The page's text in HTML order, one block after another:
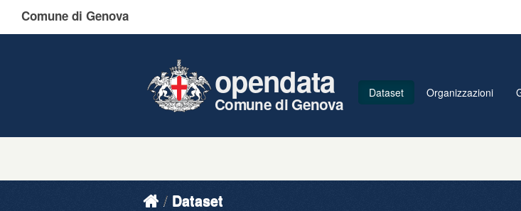
Comune di Genova
opendata
Comune di Genova
Dataset Organizzazioni
Dataset